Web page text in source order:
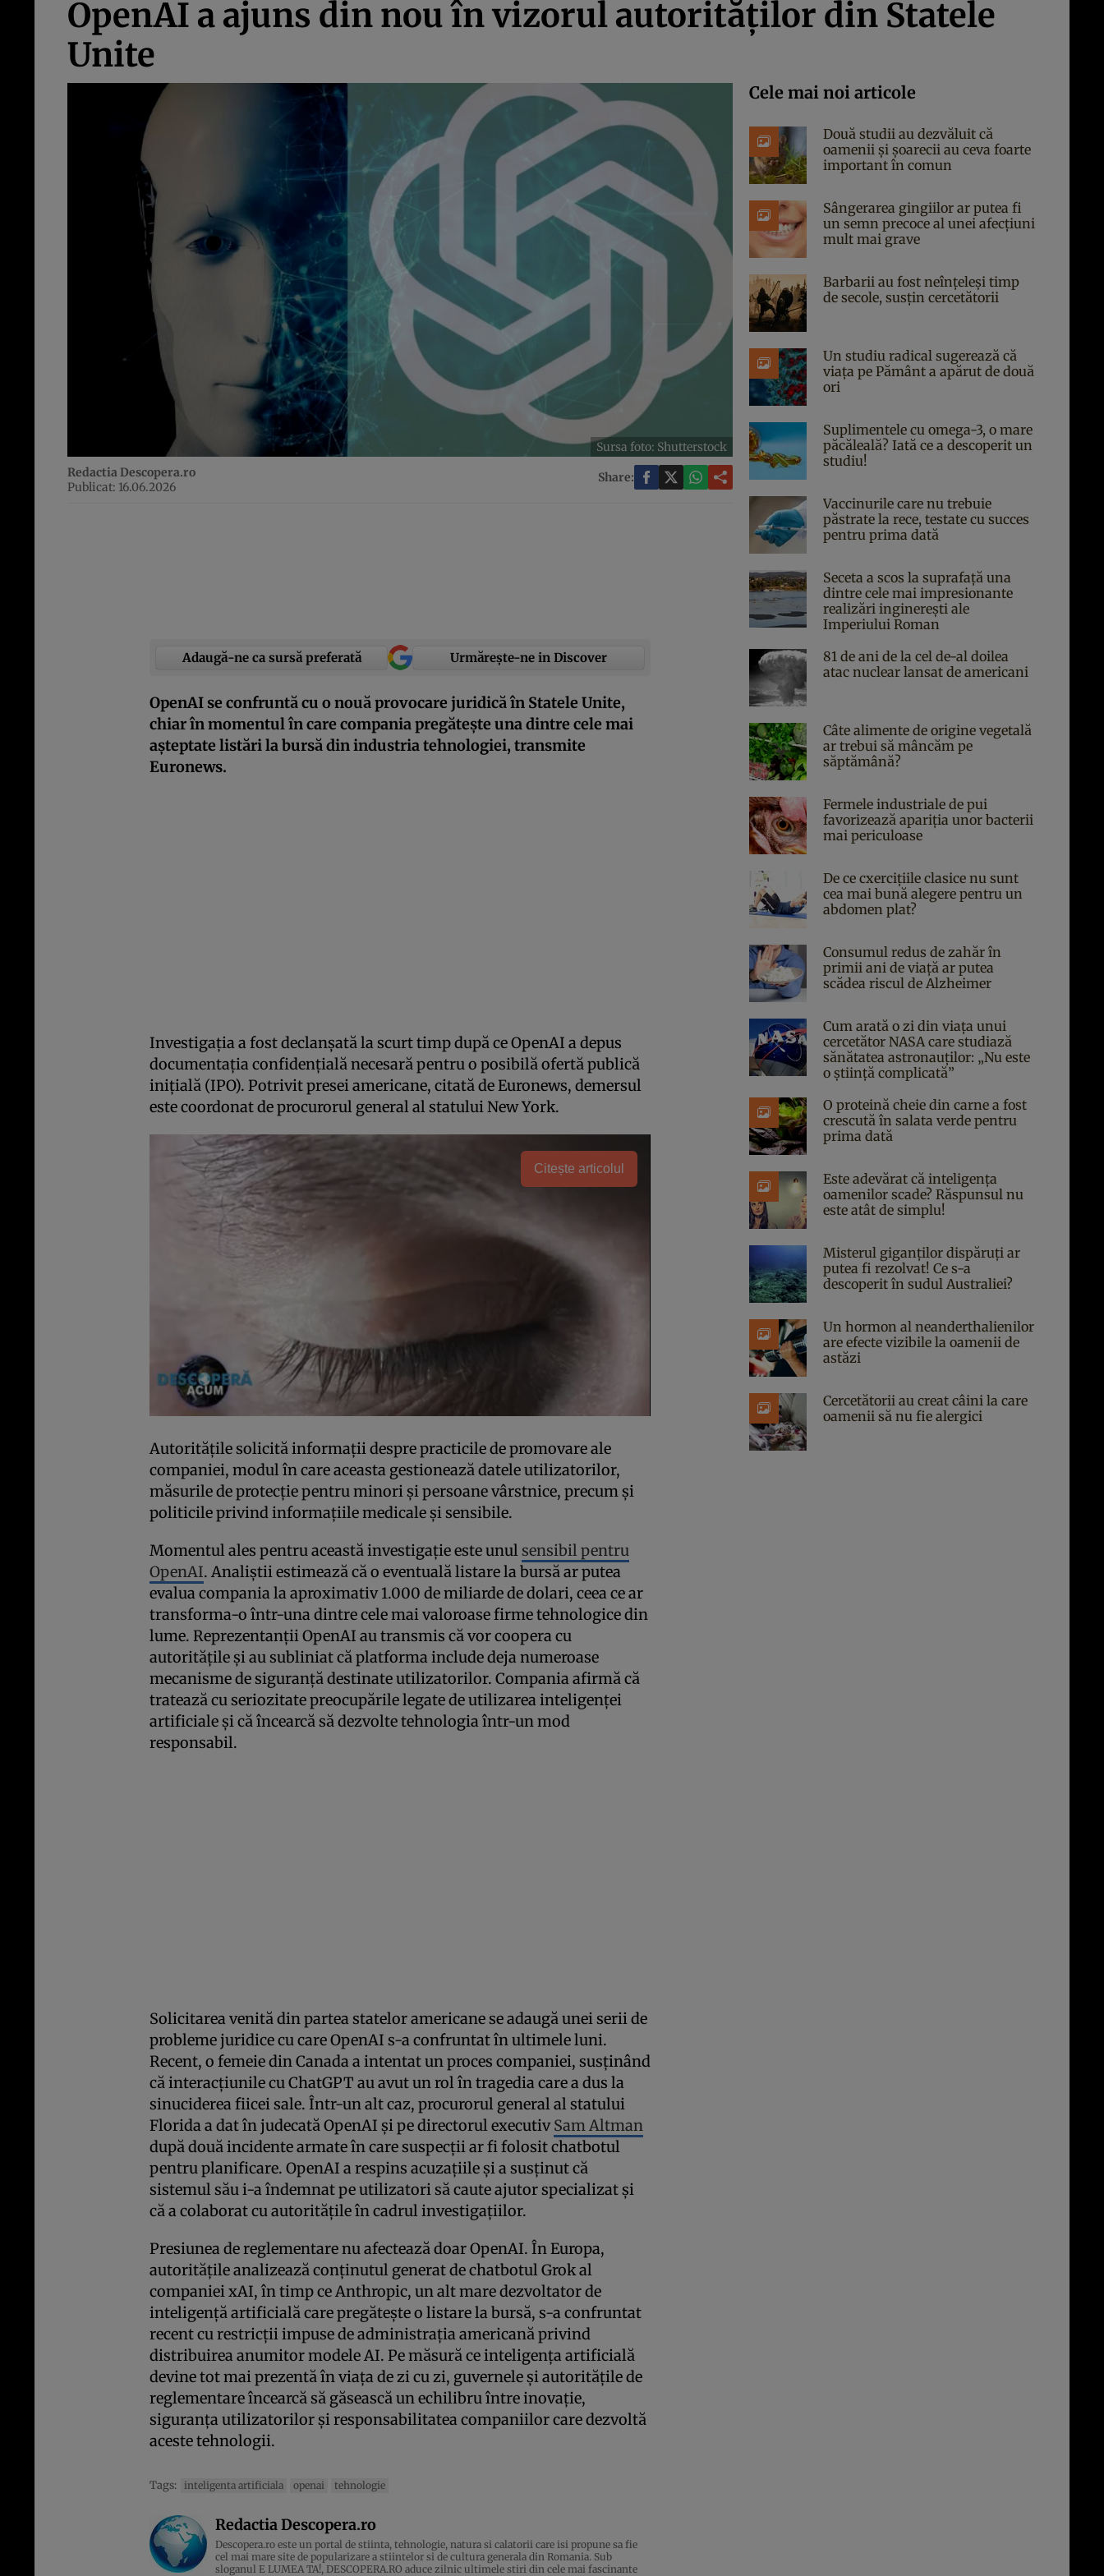
OpenAI a ajuns din nou în vizorul autorităților din Statele
Unite
Sursa foto: Shutterstock
Redactia Descopera.ro
Publicat: 16.06.2026
Share:
Adaugă-ne ca sursă preferată Urmărește-ne in Discover
OpenAI se confruntă cu o nouă provocare juridică în Statele Unite,
chiar în momentul în care compania pregătește una dintre cele mai
așteptate listări la bursă din industria tehnologiei, transmite
Euronews.
Investigația a fost declanșată la scurt timp după ce OpenAI a depus
documentația confidențială necesară pentru o posibilă ofertă publică
inițială (IPO). Potrivit presei americane, citată de Euronews, demersul
este coordonat de procurorul general al statului New York.
Citește articolul
Autoritățile solicită informații despre practicile de promovare ale
companiei, modul în care aceasta gestionează datele utilizatorilor,
măsurile de protecție pentru minori și persoane vârstnice, precum și
politicile privind informațiile medicale și sensibile.
Momentul ales pentru această investigație este unul sensibil pentru
OpenAI. Analiștii estimează că o eventuală listare la bursă ar putea
evalua compania la aproximativ 1.000 de miliarde de dolari, ceea ce ar
transforma-o într-una dintre cele mai valoroase firme tehnologice din
lume. Reprezentanții OpenAI au transmis că vor coopera cu
autoritățile și au subliniat că platforma include deja numeroase
mecanisme de siguranță destinate utilizatorilor. Compania afirmă că
tratează cu seriozitate preocupările legate de utilizarea inteligenței
artificiale și că încearcă să dezvolte tehnologia într-un mod
responsabil.
Solicitarea venită din partea statelor americane se adaugă unei serii de
probleme juridice cu care OpenAI s-a confruntat în ultimele luni.
Recent, o femeie din Canada a intentat un proces companiei, susținând
că interacțiunile cu ChatGPT au avut un rol în tragedia care a dus la
sinuciderea fiicei sale. Într-un alt caz, procurorul general al statului
Florida a dat în judecată OpenAI și pe directorul executivSam Altman
după două incidente armate în care suspecții ar fi folosit chatbotul
pentru planificare. OpenAI a respins acuzațiile și a susținut că
sistemul său i-a îndemnat pe utilizatori să caute ajutor specializat și
că a colaborat cu autoritățile în cadrul investigațiilor.
Presiunea de reglementare nu afectează doar OpenAI. În Europa,
autoritățile analizează conținutul generat de chatbotul Grok al
companiei xAI, în timp ce Anthropic, un alt mare dezvoltator de
inteligență artificială care pregătește o listare la bursă, s-a confruntat
recent cu restricții impuse de administrația americană privind
distribuirea anumitor modele AI. Pe măsură ce inteligența artificială
devine tot mai prezentă în viața de zi cu zi, guvernele și autoritățile de
reglementare încearcă să găsească un echilibru între inovație,
siguranța utilizatorilor și responsabilitatea companiilor care dezvoltă
aceste tehnologii.
Tags: inteligenta artificiala openai tehnologie
Redactia Descopera.ro
Descopera.ro este un portal de stiinta, tehnologie, natura si calatorii care isi propune sa fie
cel mai mare site de popularizare a stiintelor si de cultura generala din Romania. Sub
sloganul E LUMEA TA!, DESCOPERA.RO aduce zilnic ultimele stiri din cele mai fascinante
Cele mai noi articole
Două studii au dezvăluit că
oamenii și șoarecii au ceva foarte
important în comun
Sângerarea gingiilor ar putea fi
un semn precoce al unei afecțiuni
mult mai grave
Barbarii au fost neînțeleși timp
de secole, susțin cercetătorii
Un studiu radical sugerează că
viața pe Pământ a apărut de două
ori
Suplimentele cu omega-3, o mare
păcăleală? Iată ce a descoperit un
studiu!
Vaccinurile care nu trebuie
păstrate la rece, testate cu succes
pentru prima dată
Seceta a scos la suprafață una
dintre cele mai impresionante
realizări inginerești ale
Imperiului Roman
81 de ani de la cel de-al doilea
atac nuclear lansat de americani
Câte alimente de origine vegetală
ar trebui să mâncăm pe
săptămână?
Fermele industriale de pui
favorizează apariția unor bacterii
mai periculoase
De ce cxercițiile clasice nu sunt
cea mai bună alegere pentru un
abdomen plat?
Consumul redus de zahăr în
primii ani de viață ar putea
scădea riscul de Alzheimer
Cum arată o zi din viața unui
cercetător NASA care studiază
sănătatea astronauților: „Nu este
o știință complicată”
O proteină cheie din carne a fost
crescută în salata verde pentru
prima dată
Este adevărat că inteligența
oamenilor scade? Răspunsul nu
este atât de simplu!
Misterul giganților dispăruți ar
putea fi rezolvat! Ce s-a
descoperit în sudul Australiei?
Un hormon al neanderthalienilor
are efecte vizibile la oamenii de
astăzi
Cercetătorii au creat câini la care
oamenii să nu fie alergici